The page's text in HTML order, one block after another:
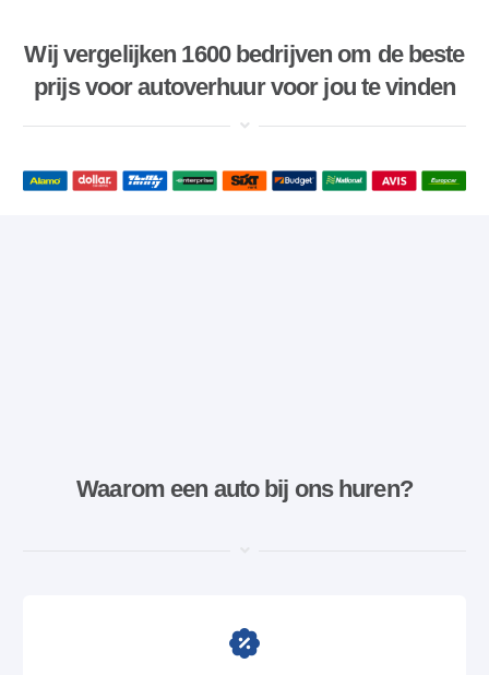
Wij vergelijken 1600 bedrijven om de beste
prijs voor autoverhuur voor jou te vinden
Waarom een ​​auto bij ons huren?